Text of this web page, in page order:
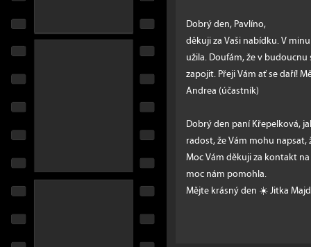
Dobrý den, Pavlíno,
děkuji za Vaši nabídku. V
užila. Doufám, že v
zapojit. Přeji Vám ať se daří!
Andrea (účastník)
Dobrý den paní Křepelková,
radost, že Vám mohu
Moc Vám děkuji za kontakt
moc nám pomohla.
Mějte krásný den ☀️ Jitka